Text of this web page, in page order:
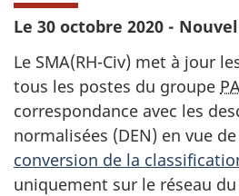
Le 30 octobre 2020 -
Le SMA(RH-Civ) met à jour
tous les postes du groupe PA
correspondance avec les
normalisées (DEN) en vue
conversion de la
uniquement sur le réseau